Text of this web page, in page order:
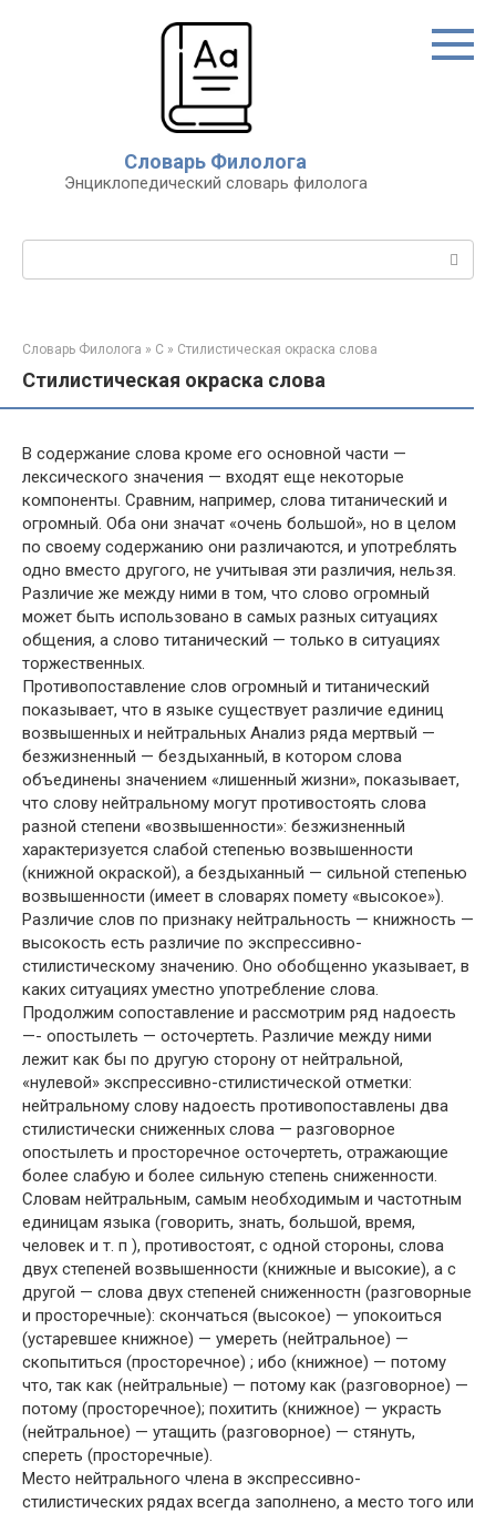
Словарь Филолога
Энциклопедический словарь филолога
Словарь Филолога » С » Стилистическая окраска слова
Стилистическая окраска слова
В содержание слова кроме его основной части —
лексического значения — входят еще некоторые
компоненты. Сравним, например, слова титанический и
огромный. Оба они значат «очень большой», но в целом
по своему содержанию они различаются, и употреблять
одно вместо другого, не учитывая эти различия, нельзя.
Различие же между ними в том, что слово огромный
может быть использовано в самых разных ситуациях
общения, а слово титанический — только в ситуациях
торжественных.
Противопоставление слов огромный и титанический
показывает, что в языке существует различие единиц
возвышенных и нейтральных Анализ ряда мертвый —
безжизненный — бездыханный, в котором слова
объединены значением «лишенный жизни», показывает,
что слову нейтральному могут противостоять слова
разной степени «возвышенности»: безжизненный
характеризуется слабой степенью возвышенности
(книжной окраской), а бездыханный — сильной степенью
возвышенности (имеет в словарях помету «высокое»).
Различие слов по признаку нейтральность — книжность —
высокость есть различие по экспрессивно-
стилистическому значению. Оно обобщенно указывает, в
каких ситуациях уместно употребление слова.
Продолжим сопоставление и рассмотрим ряд надоесть
—- опостылеть — осточертеть. Различие между ними
лежит как бы по другую сторону от нейтральной,
«нулевой» экспрессивно-стилистической отметки:
нейтральному слову надоесть противопоставлены два
стилистически сниженных слова — разговорное
опостылеть и просторечное осточертеть, отражающие
более слабую и более сильную степень сниженности.
Словам нейтральным, самым необходимым и частотным
единицам языка (говорить, знать, большой, время,
человек и т. п ), противостоят, с одной стороны, слова
двух степеней возвышенности (книжные и высокие), а с
другой — слова двух степеней сниженностн (разговорные
и просторечные): скончаться (высокое) — упокоиться
(устаревшее книжное) — умереть (нейтральное) —
скопытиться (просторечное) ; ибо (книжное) — потому
что, так как (нейтральные) — потому как (разговорное) —
потому (просторечное); похитить (книжное) — украсть
(нейтральное) — утащить (разговорное) — стянуть,
спереть (просторечные).
Место нейтрального члена в экспрессивно-
стилистических рядах всегда заполнено, а место того или